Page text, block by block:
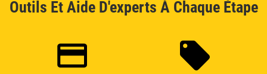
Outils Et Aide D'experts À Chaque Étape